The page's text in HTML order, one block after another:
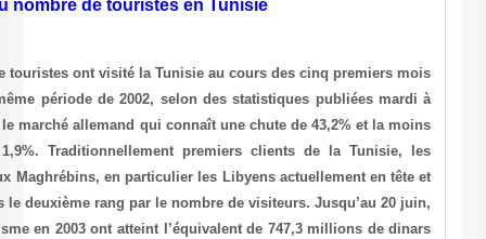
Baisse de 9,5% du nombre de
AFP, le 15 juillet 2003 Près de 1,531 million de touristes ont visité la
de 2003, soit 9,5% de moins que durant la même période de
Tunis. La baisse la plus importante concerne le marché allemand
élevée les Belges avec un léger recul de 1,9%.
Européens sont en passe de céder ce rang aux Maghrébins, en
les Algériens. Les Français occupent toujours le deuxième rang par
les recettes en devises procurées par le tourisme en 2003 ont